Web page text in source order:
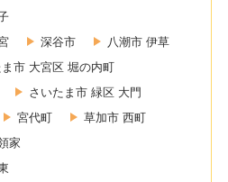
深谷市
八潮市 伊草
市 大宮区 堀の内町
さいたま市 緑区 大門
宮代町
草加市 西町
家